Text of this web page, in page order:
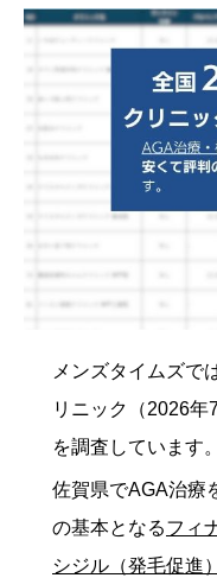
メンズタイムズで
リニック（2026年
を調査しています。
佐賀県でAGA治療
の基本となるフィ
シジル（発毛促進